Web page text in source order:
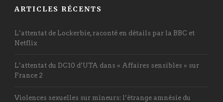
ARTICLES RÉCENTS
L’attentat de Lockerbie, raconté en détails par la BBC et
Netflix
L’attentat du DC10 d’UTA dans « Affaires sensibles » sur
France 2
Violences sexuelles sur mineurs: l’étrange amnésie du